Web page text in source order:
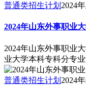
普通类招生计划 2024
2024年山东外事职业
2024年山东外事职业
业大学本科专科分专
普通类招生计划 2024